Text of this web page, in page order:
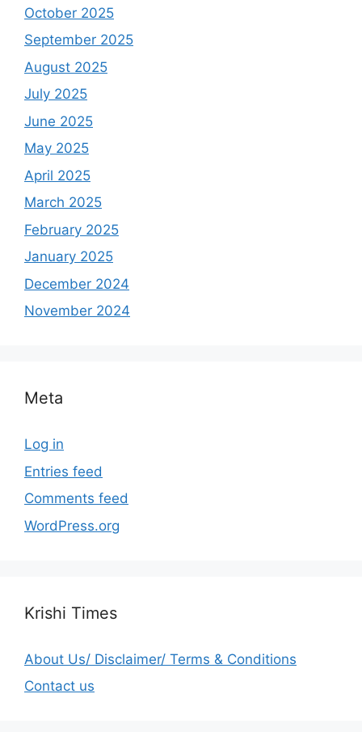
October 2025
September 2025
August 2025
July 2025
June 2025
May 2025
April 2025
March 2025
February 2025
January 2025
December 2024
November 2024
Meta
Log in
Entries feed
Comments feed
WordPress.org
Krishi Times
About Us/ Disclaimer/ Terms & Conditions
Contact us